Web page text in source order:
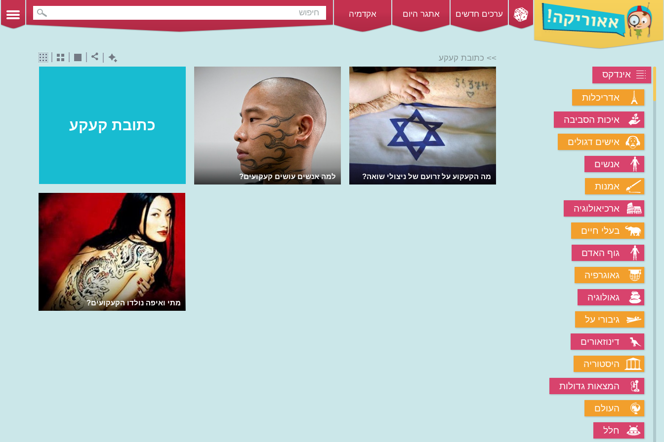
ערכים חדשים אתגר היום אקדמיה
אינדקס
אדריכלות
איכות הסביבה
אישים דגולים
אנשים
אמנות
ארכיאולוגיה
בעלי חיים
גוף האדם
גאוגרפיה
גאולוגיה
גיבורי על
דינוזאורים
היסטוריה
המצאות גדולות
העולם
חלל
>> כתובת קעקע
כתובת קעקע
למה אנשים עושים קעקועים? מה הקעקוע על זרועם של ניצולי שואה?
מתי ואיפה נולדו הקעקועים?